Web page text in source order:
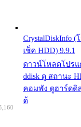
CrystalDiskInfo (
เช็ค HDD) 9.9.1
ดาวน์โหลดโปรแ
ddisk ดู สถานะ
คอมพัง ดูฮาร์ดดิส
ด้